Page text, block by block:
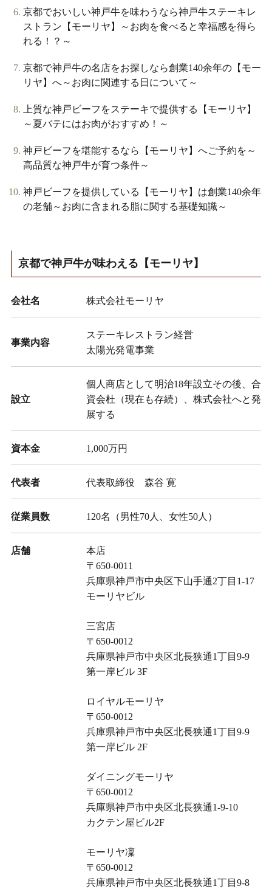
京都でおいしい神戸牛を味わうなら神戸牛ステーキレ
ストラン【モーリヤ】～お肉を食べると幸福感を得ら
れる！？～
京都で神戸牛の名店をお探しなら創業140余年の【モー
リヤ】へ～お肉に関連する日について～
上質な神戸ビーフをステーキで提供する【モーリヤ】
～夏バテにはお肉がおすすめ！～
神戸ビーフを堪能するなら【モーリヤ】へご予約を～
高品質な神戸牛が育つ条件～
神戸ビーフを提供している【モーリヤ】は創業140余年
の老舗～お肉に含まれる脂に関する基礎知識～
京都で神戸牛が味わえる【モーリヤ】
会社名 株式会社モーリヤ
事業内容
ステーキレストラン経営
太陽光発電事業
設立
個人商店として明治18年設立その後、合
資会杜（現在も存続）、株式会社へと発
展する
資本金 1,000万円
代表者 代表取締役 森谷 寛
従業員数 120名（男性70人、女性50人）
店舗
本店
〒650-0011
兵庫県神戸市中央区下山手通2丁目1-17
モーリヤビル
三宮店
〒650-0012
兵庫県神戸市中央区北長狭通1丁目9-9
第一岸ビル 3F
ロイヤルモーリヤ
〒650-0012
兵庫県神戸市中央区北長狭通1丁目9-9
第一岸ビル 2F
ダイニングモーリヤ
〒650-0012
兵庫県神戸市中央区北長狭通1-9-10
カクテン屋ビル2F
モーリヤ凜
〒650-0012
兵庫県神戸市中央区北長狭通1丁目9-8